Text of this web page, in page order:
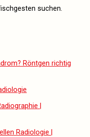
suchen.
Röntgen richtig
|
Radiologie |